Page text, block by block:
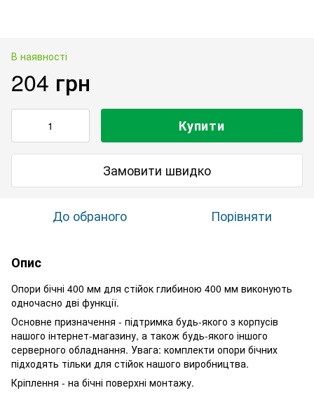
В наявності
204 грн
Купити
Замовити швидко
До обраного Порівняти
Опис
Опори бічні 400 мм для стійок глибиною 400 мм виконують
одночасно дві функції.
Основне призначення - підтримка будь-якого з корпусів
нашого інтернет-магазину, а також будь-якого іншого
серверного обладнання. Увага: комплекти опори бічних
підходять тільки для стійок нашого виробництва.
Кріплення - на бічні поверхні монтажу.